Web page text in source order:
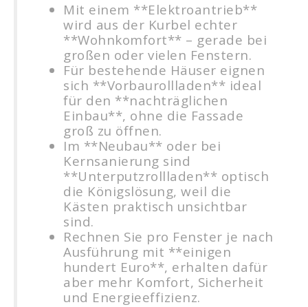
Mit einem **Elektroantrieb**
wird aus der Kurbel echter
**Wohnkomfort** – gerade bei
großen oder vielen Fenstern.
Für bestehende Häuser eignen
sich **Vorbaurollladen** ideal
für den **nachträglichen
Einbau**, ohne die Fassade
groß zu öffnen.
Im **Neubau** oder bei
Kernsanierung sind
**Unterputzrollladen** optisch
die Königslösung, weil die
Kästen praktisch unsichtbar
sind.
Rechnen Sie pro Fenster je nach
Ausführung mit **einigen
hundert Euro**, erhalten dafür
aber mehr Komfort, Sicherheit
und Energieeffizienz.